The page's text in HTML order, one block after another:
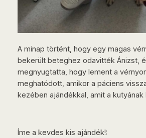
A minap történt, hogy egy magas
bekerült beteghez odavitték Ánizst,
megnyugtatta, hogy lement a
meghatódott, amikor a páciens
kezében ajándékkal, amit a kutyának
Íme a kevdes kis ajándék!: